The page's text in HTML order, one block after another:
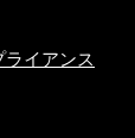
イアンス